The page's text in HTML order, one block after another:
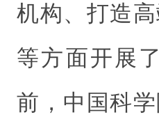
机构、打造
等方面开展
前，中国科